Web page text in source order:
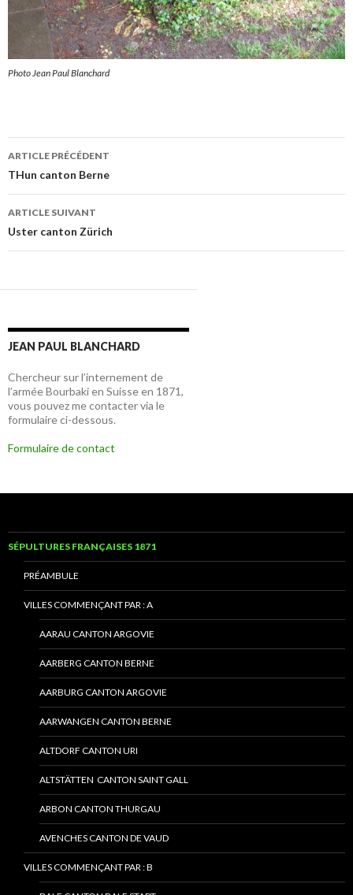
Photo Jean Paul Blanchard
Navigation
des
articles
ARTICLE PRÉCÉDENT
THun canton Berne
ARTICLE SUIVANT
Uster canton Zürich
JEAN PAUL BLANCHARD
Chercheur sur l’internement de
l’armée Bourbaki en Suisse en 1871,
vous pouvez me contacter via le
formulaire ci-dessous.
Formulaire de contact
SÉPULTURES FRANÇAISES 1871
PRÉAMBULE
VILLES COMMENÇANT PAR : A
AARAU CANTON ARGOVIE
AARBERG CANTON BERNE
AARBURG CANTON ARGOVIE
AARWANGEN CANTON BERNE
ALTDORF CANTON URI
ALTSTÄTTEN CANTON SAINT GALL
ARBON CANTON THURGAU
AVENCHES CANTON DE VAUD
VILLES COMMENÇANT PAR : B